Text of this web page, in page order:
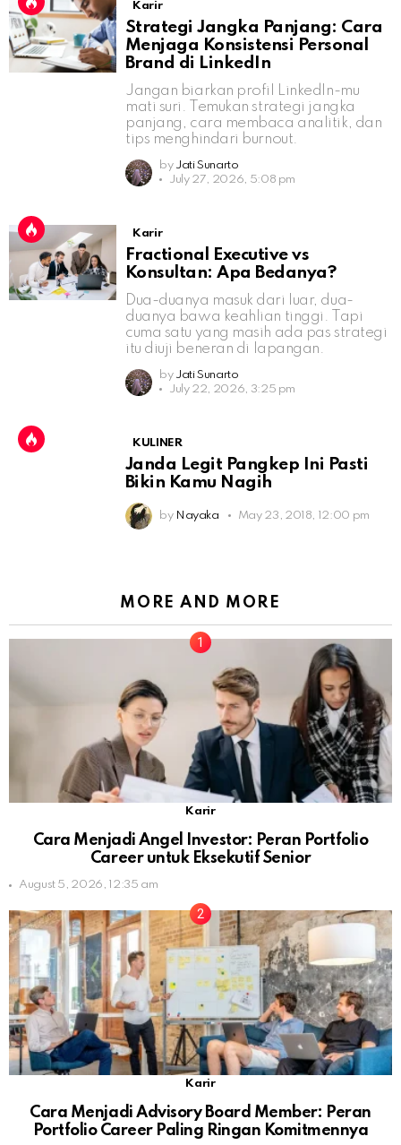
Karir
Strategi Jangka Panjang: Cara
Menjaga Konsistensi Personal
Brand di LinkedIn
Jangan biarkan profil LinkedIn-mu
mati suri. Temukan strategi jangka
panjang, cara membaca analitik, dan
tips menghindari burnout.
by Jati Sunarto
July 27, 2026, 5:08 pm
Karir
Fractional Executive vs
Konsultan: Apa Bedanya?
Dua-duanya masuk dari luar, dua-
duanya bawa keahlian tinggi. Tapi
cuma satu yang masih ada pas strategi
itu diuji beneran di lapangan.
by Jati Sunarto
July 22, 2026, 3:25 pm
KULINER
Janda Legit Pangkep Ini Pasti
Bikin Kamu Nagih
by Nayaka May 23, 2018, 12:00 pm
MORE AND MORE
Karir
Cara Menjadi Angel Investor: Peran Portfolio
Career untuk Eksekutif Senior
August 5, 2026, 12:35 am
Karir
Cara Menjadi Advisory Board Member: Peran
Portfolio Career Paling Ringan Komitmennya